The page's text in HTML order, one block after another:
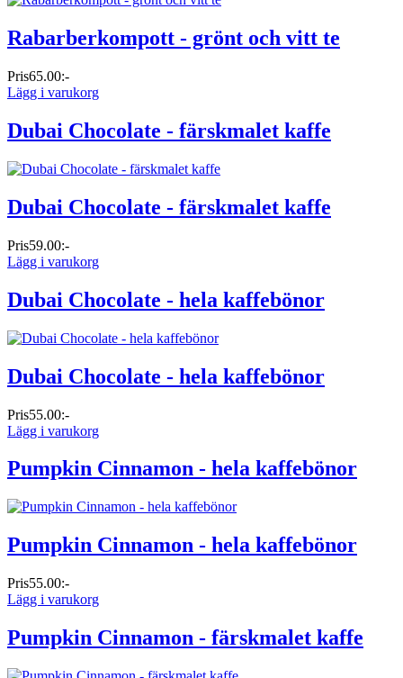
Rabarberkompott - grönt och vitt te
Pris65.00:-
Lägg i varukorg
Dubai Chocolate - färskmalet kaffe
Dubai Chocolate - färskmalet kaffe
Pris59.00:-
Lägg i varukorg
Dubai Chocolate - hela kaffebönor
Dubai Chocolate - hela kaffebönor
Pris55.00:-
Lägg i varukorg
Pumpkin Cinnamon - hela kaffebönor
Pumpkin Cinnamon - hela kaffebönor
Pris55.00:-
Lägg i varukorg
Pumpkin Cinnamon - färskmalet kaffe